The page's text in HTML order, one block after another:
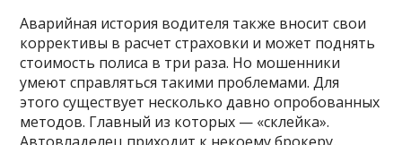
Аварийная история водителя также вносит свои
коррективы в расчет страховки и может поднять
стоимость полиса в три раза. Но мошенники
умеют справляться такими проблемами. Для
этого существует несколько давно опробованных
методов. Главный из которых — «склейка».